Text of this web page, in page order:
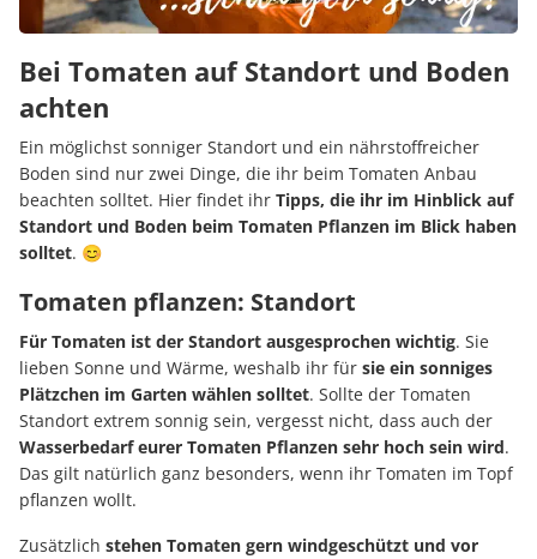
Bei Tomaten auf Standort und Boden
achten
Ein möglichst sonniger Standort und ein nährstoffreicher
Boden sind nur zwei Dinge, die ihr beim Tomaten Anbau
beachten solltet. Hier findet ihr Tipps, die ihr im Hinblick auf
Standort und Boden beim Tomaten Pflanzen im Blick haben
solltet. 😊
Tomaten pflanzen: Standort
Für Tomaten ist der Standort ausgesprochen wichtig. Sie
lieben Sonne und Wärme, weshalb ihr für sie ein sonniges
Plätzchen im Garten wählen solltet. Sollte der Tomaten
Standort extrem sonnig sein, vergesst nicht, dass auch der
Wasserbedarf eurer Tomaten Pflanzen sehr hoch sein wird.
Das gilt natürlich ganz besonders, wenn ihr Tomaten im Topf
pflanzen wollt.
Zusätzlich stehen Tomaten gern windgeschützt und vor